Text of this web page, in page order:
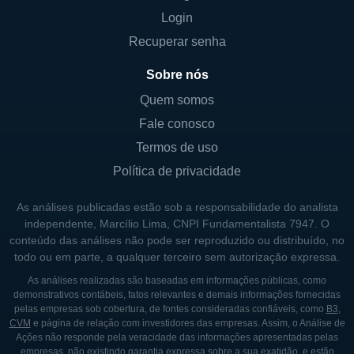
sistemas de controle de acesso.
soluções de segurança contra incêndios,
contribuindo para a proteção de prédios e
instalações. Esses serviços são
complementados por um suporte técnico
estejam sempre funcionando corretamente,
aumentando a confiança dos clientes na
eficácia de suas soluções de segurança.
SÓCIOS DA ADT
A ADT é controlada por conglomerados que
buscam consolidar o setor de segurança
Login
Recuperar senha
Sobre nós
Quem somos
Fale conosco
Termos de uso
Política de privacidade
As análises publicadas estão sob a responsabilidade do analista
independente, Marcílio Lima, CNPI Fundamentalista 7947. O
conteúdo das análises não pode ser reproduzido ou distribuído, no
todo ou em parte, a qualquer terceiro sem autorização expressa.
As análises realizadas são baseadas em informações públicas, como
demonstrativos contábeis, fatos relevantes e demais informações fornecidas
pelas empresas sob cobertura, de fontes consideradas confiáveis, como B3,
CVM e página de relação com investidores das empresas. Assim, o Análise de
Ações não responde pela veracidade das informações apresentadas pelas
empresas, não existindo garantia expressa sobre a sua exatidão, e estão